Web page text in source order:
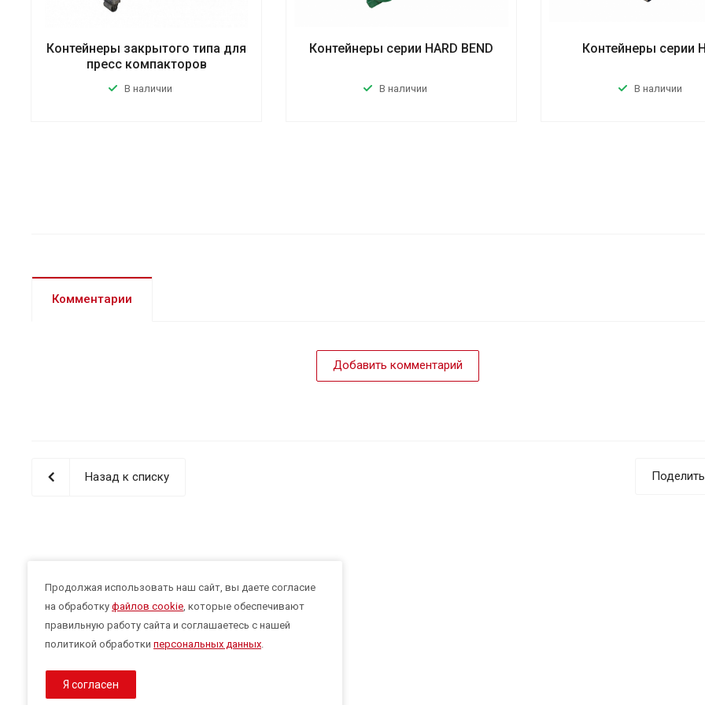
Контейнеры закрытого типа для
пресс компакторов
В наличии
Контейнеры серии HARD BEND
В наличии
Контейнеры серии
В наличии
Комментарии
Добавить комментарий
Назад к списку
Продолжая использовать наш сайт, вы даете согласие
на обработку файлов cookie, которые обеспечивают
правильную работу сайта и соглашаетесь с нашей
политикой обработки персональных данных.
Я согласен